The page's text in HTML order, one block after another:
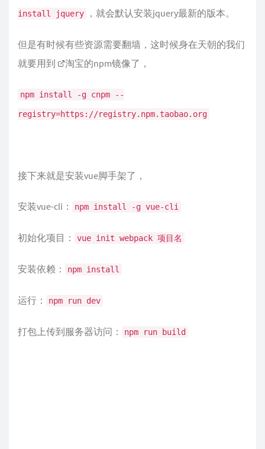
install jquery ，就会默认安装jquery最新的版本。
但是有时候有些资源需要翻墙，这时候身在天朝的我们
就要用到
淘宝的npm镜像了，
npm install -g cnpm --
registry=https://registry.npm.taobao.org
接下来就是安装vue脚手架了，
安装vue-cli： npm install -g vue-cli
初始化项目： vue init webpack 项目名
安装依赖： npm install
运行： npm run dev
打包上传到服务器访问： npm run build